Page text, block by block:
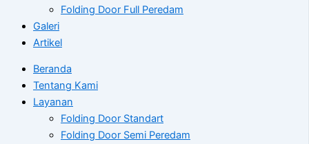
Folding Door Full Peredam
Galeri
Artikel
Beranda
Tentang Kami
Layanan
Folding Door Standart
Folding Door Semi Peredam